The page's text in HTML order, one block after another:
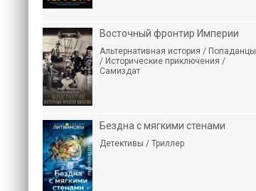
Восточный фронтир Империи
Альтернативная история / Попаданцы
/ Исторические приключения /
Самиздат
Бездна с мягкими стенами
Детективы / Триллер